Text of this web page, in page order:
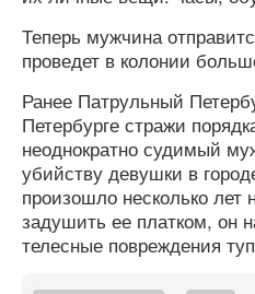
Теперь мужчина
проведет в колонии
Ранее Патрульный
Петербурге стражи
неоднократно судимый
убийству девушки в
произошло несколько
задушить ее платком, он
телесные повреждения